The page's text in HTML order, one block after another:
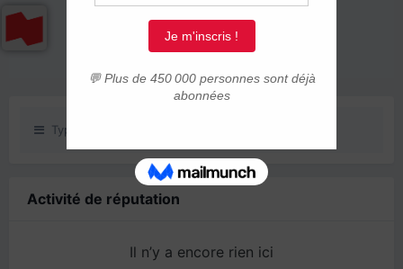
RÉPUTATION SUR LA COMMUNAUTÉ
0
Type de contenu
Activité de réputation
Il n’y a encore rien ici